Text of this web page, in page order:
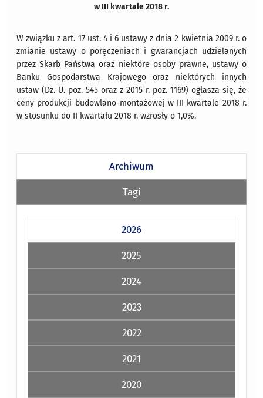
w III kwartale 2018 r.
W związku z art. 17 ust. 4 i 6 ustawy z dnia 2 kwietnia 2009 r. o
zmianie ustawy o poręczeniach i gwarancjach udzielanych
przez Skarb Państwa oraz niektóre osoby prawne, ustawy o
Banku Gospodarstwa Krajowego oraz niektórych innych
ustaw (Dz. U. poz. 545 oraz z 2015 r. poz. 1169) ogłasza się, że
ceny produkcji budowlano-montażowej w III kwartale 2018 r.
w stosunku do II kwartału 2018 r. wzrosły o 1,0%.
Archiwum
Tagi
2026
2025
2024
2023
2022
2021
2020